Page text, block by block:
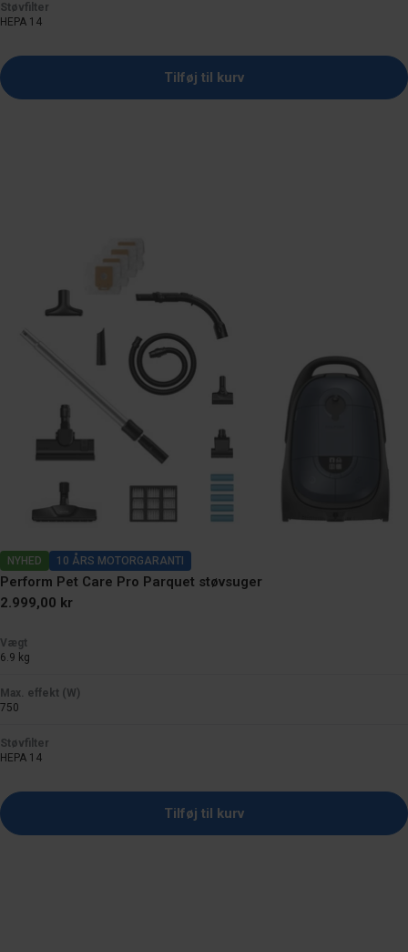
Støvfilter
HEPA 14
Tilføj til kurv
NYHED 10 ÅRS MOTORGARANTI
Perform Pet Care Pro Parquet støvsuger
Normal
2.999,00 kr
Vægt
6.9 kg
Max. effekt (W)
750
Støvfilter
HEPA 14
Tilføj til kurv